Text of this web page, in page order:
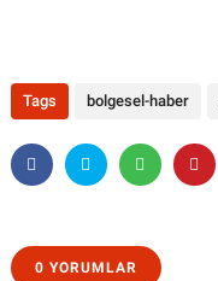
Tags bolgesel-haber
0 YORUMLAR